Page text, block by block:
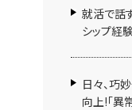
就活で話
シップ経験
日々、巧
向上!「